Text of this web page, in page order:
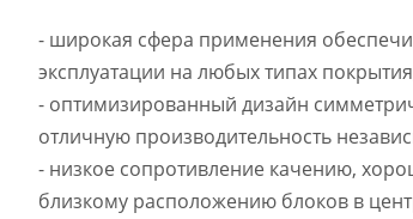
- широкая сфера применения
эксплуатации на любых типах
- оптимизированный дизайн
отличную производительность
- низкое сопротивление качению,
близкому расположению блоков в